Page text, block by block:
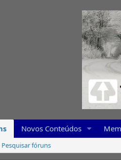
Novos Conteúdos
Pesquisar fóruns